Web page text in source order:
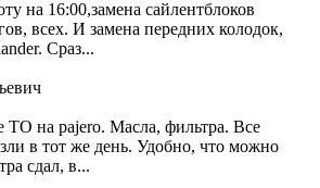
на 16:00,замена сайлентблоков
всех. И замена передних колодок,
Сраз...
ТО на pajero. Масла, фильтра. Все
в тот же день. Удобно, что можно
сдал, в...